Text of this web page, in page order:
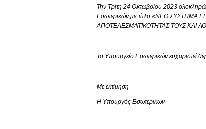
Την Τρίτη 24 Οκτωβρίου 2023
Εσωτερικών με τίτλο «ΝΕΟ
ΑΠΟΤΕΛΕΣΜΑΤΙΚΟΤΗΤΑΣ ΤΟΥΣ ΚΑΙ
Το Υπουργείο Εσωτερικών ευχαριστεί
Με εκτίμηση
Η Υπουργός Εσωτερικών